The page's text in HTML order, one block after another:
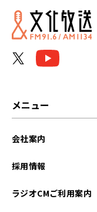
メニュー
会社案内
採用情報
ラジオCMご利用案内